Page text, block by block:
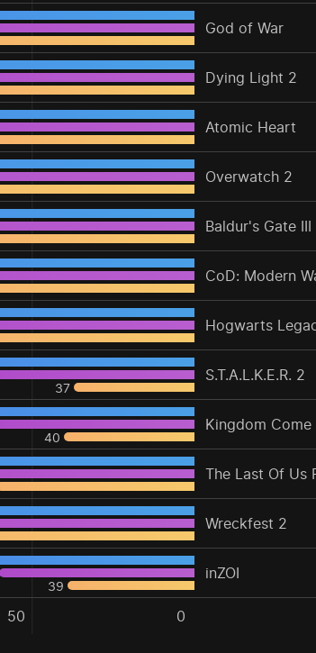
God of War
Dying Light 2
Atomic Heart
Overwatch 2
Baldur's Gate III
CoD: Modern
Hogwarts
S.T.A.L.K.E.R. 2
37
Kingdom Come
40
The Last Of Us
Wreckfest 2
inZOI
39
0
50